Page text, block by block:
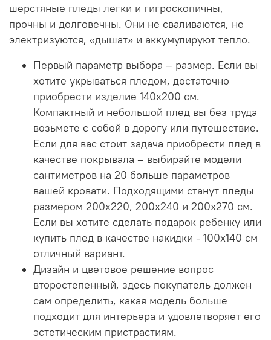
шерстяные пледы легки и гигроскопичны,
прочны и долговечны. Они не сваливаются, не
электризуются, «дышат» и аккумулируют тепло.
Первый параметр выбора – размер. Если вы
хотите укрываться пледом, достаточно
приобрести изделие 140х200 см.
Компактный и небольшой плед вы без труда
возьмете с собой в дорогу или путешествие.
Если для вас стоит задача приобрести плед в
качестве покрывала – выбирайте модели
сантиметров на 20 больше параметров
вашей кровати. Подходящими станут пледы
размером 200х220, 200x240 и 200х270 см.
Если вы хотите сделать подарок ребенку или
купить плед в качестве накидки - 100х140 см
отличный вариант.
Дизайн и цветовое решение вопрос
второстепенный, здесь покупатель должен
сам определить, какая модель больше
подходит для интерьера и удовлетворяет его
эстетическим пристрастиям.